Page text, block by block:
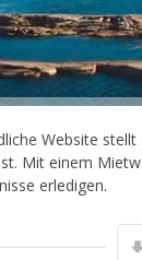
Website stellt
Mit einem
erledigen.